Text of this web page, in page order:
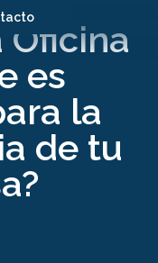
Oficina
es
la
de tu